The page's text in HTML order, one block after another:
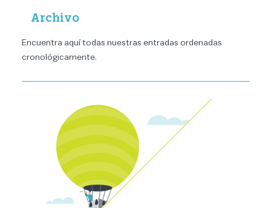
Archivo
Encuentra aquí todas nuestras entradas ordenadas
cronológicamente.